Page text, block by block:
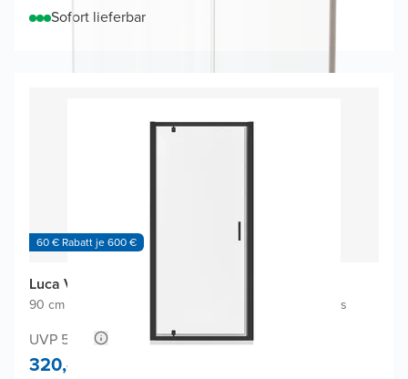
Sofort lieferbar
60 € Rabatt je 600 €
Luca Varess Vidor Dusche Drehtür
90 cm x 190 cm Klarglas
UVP 598,-
320,-